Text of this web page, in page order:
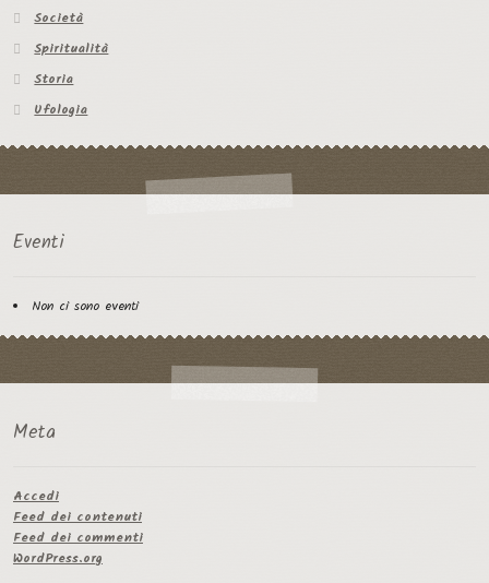
Società
Spiritualità
Storia
Ufologia
Eventi
Non ci sono eventi
Meta
Accedi
Feed dei contenuti
Feed dei commenti
WordPress.org